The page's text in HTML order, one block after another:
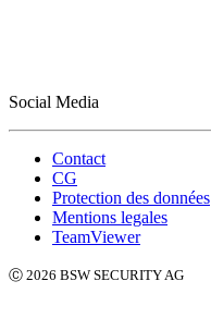
Social Media
Contact
CG
Protection des données
Mentions legales
TeamViewer
Ⓒ 2026 BSW SECURITY AG